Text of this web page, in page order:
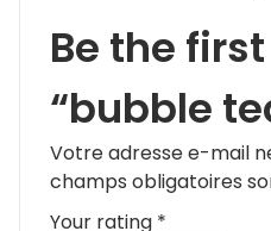
Be the
“bubble
Votre adresse e-mail
champs obligatoires
Your rating *